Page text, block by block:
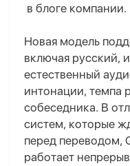
в блоге компании.
Новая модель
включая русский,
естественный
интонации, темпа
собеседника. В
систем, которые
перед переводом,
работает